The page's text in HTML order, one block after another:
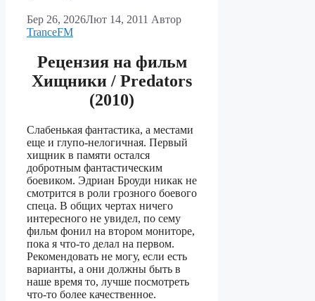
Бер 26, 2026Лют 14, 2011 Автор
TranceFM
Рецензия на фильм
Хищники / Predators
(2010)
Слабенькая фантастика, а местами
еще и глупо-нелогичная. Первый
хищник в памяти остался
добротным фантастическим
боевиком. Эдриан Броуди никак не
смотрится в роли грозного боевого
спеца. В общих чертах ничего
интересного не увидел, по сему
фильм фонил на втором мониторе,
пока я что-то делал на первом.
Рекомендовать не могу, если есть
варианты, а они должны быть в
наше время то, лучше посмотреть
что-то более качественное.